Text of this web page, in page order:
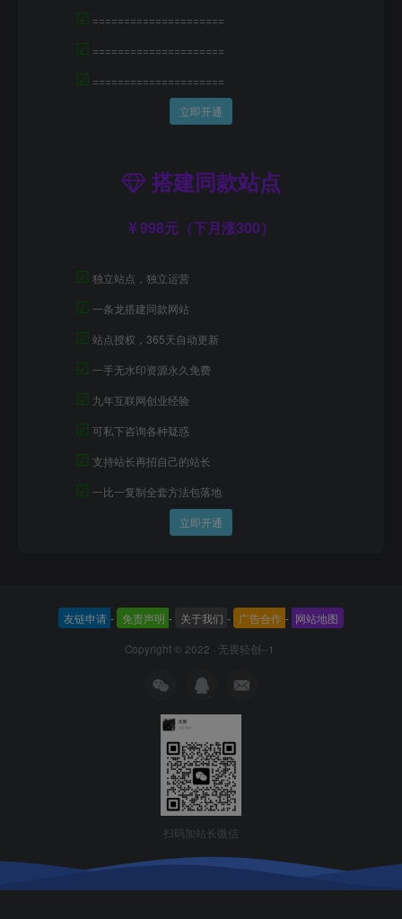
☑ =====================
☑ =====================
☑ =====================
立即开通
搭建同款站点
998元（下月涨300）
☑ 独立站点，独立运营
☑ 一条龙搭建同款网站
☑ 站点授权，365天自动更新
☑ 一手无水印资源永久免费
☑ 九年互联网创业经验
☑ 可私下咨询各种疑惑
☑ 支持站长再招自己的站长
☑ 一比一复制全套方法包落地
立即开通
友链申请 - 免责声明 - 关于我们 - 广告合作 - 网站地图
Copyright © 2022 · 无畏轻创--1
扫码加站长微信